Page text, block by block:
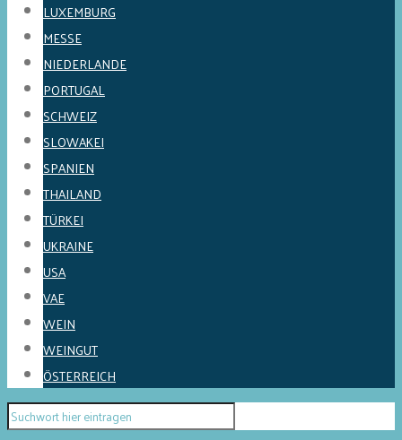
LUXEMBURG
MESSE
NIEDERLANDE
PORTUGAL
SCHWEIZ
SLOWAKEI
SPANIEN
THAILAND
TÜRKEI
UKRAINE
USA
VAE
WEIN
WEINGUT
ÖSTERREICH